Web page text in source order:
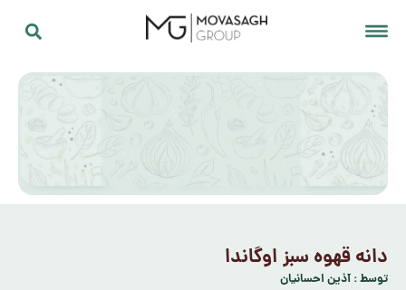
دانه قهوه سبز اوگاندا
توسط :آذین احسانیان